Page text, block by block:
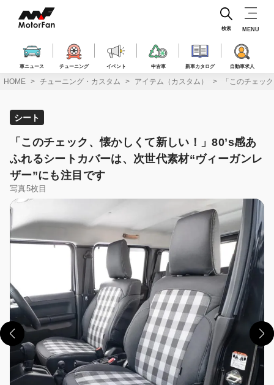
ス
車ニュース チューニング イベント 中古車 新車カタログ 自動車求人
検索 MENU
HOME チューニング・カスタム アイテム（カスタム） 「このチェッ
シート
「このチェック、懐かしくて新しい！」80’s感あ
ふれるシートカバーは、次世代素材“ヴィーガンレ
ザー”にも注目です
写真5枚目